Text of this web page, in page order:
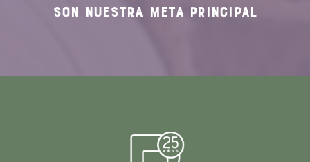
SON NUESTRA META PRINCIPAL